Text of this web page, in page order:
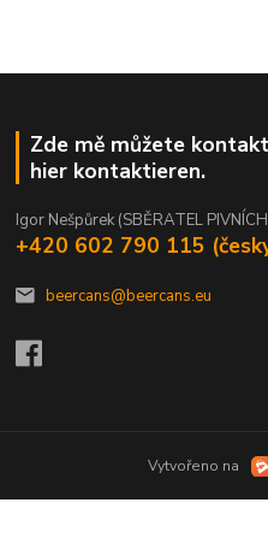
Zde mě můžete
hier kontaktieren.
Igor Nešpůrek (SBĚRATEL
+420 602 790 115
beercans@beercans.eu
Vytvořeno na